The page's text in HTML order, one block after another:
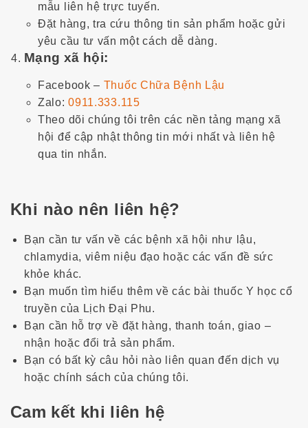
mẫu liên hệ trực tuyến.
Đặt hàng, tra cứu thông tin sản phẩm hoặc gửi
yêu cầu tư vấn một cách dễ dàng.
Mạng xã hội:
Facebook – Thuốc Chữa Bệnh Lậu
Zalo:0911.333.115
Theo dõi chúng tôi trên các nền tảng mạng xã
hội để cập nhật thông tin mới nhất và liên hệ
qua tin nhắn.
Khi nào nên liên hệ?
Bạn cần tư vấn về các bệnh xã hội như lậu,
chlamydia, viêm niệu đạo hoặc các vấn đề sức
khỏe khác.
Bạn muốn tìm hiểu thêm về các bài thuốcY học cổ
truyền của Lịch Đại Phu.
Bạn cần hỗ trợ về đặt hàng, thanh toán, giao –
nhận hoặc đổi trả sản phẩm.
Bạn có bất kỳ câu hỏi nào liên quan đến dịch vụ
hoặc chính sách của chúng tôi.
Cam kết khi liên hệ